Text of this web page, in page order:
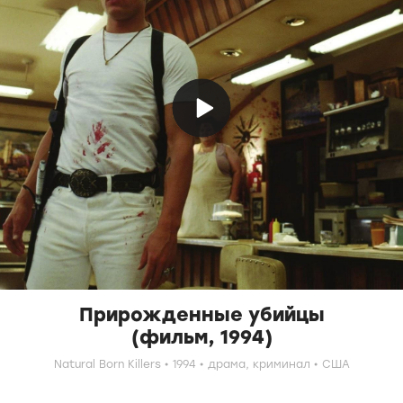
Прирожденные убийцы
(фильм, 1994)
Natural Born Killers 1994 драма, криминал США